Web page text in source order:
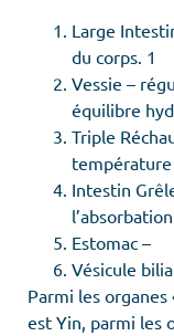
Large
du corps. 1
Vessie –
équilibre
Triple
température
Intestin
Estomac –
Vésicule
Parmi les
est Yin, parmi les